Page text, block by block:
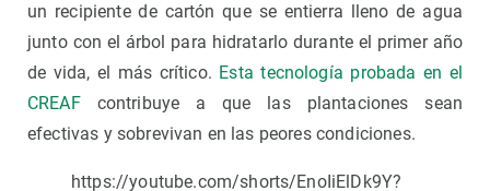
un recipiente de cartón que se entierra lleno de agua
junto con el árbol para hidratarlo durante el primer año
de vida, el más crítico. Esta tecnología probada en el
CREAFcontribuye a que las plantaciones sean
efectivas y sobrevivan en las peores condiciones.
https://youtube.com/shorts/EnoIiElDk9Y?